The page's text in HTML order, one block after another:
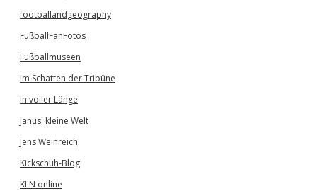
footballandgeography
FußballFanFotos
Fußballmuseen
Im Schatten der Tribüne
In voller Länge
Janus' kleine Welt
Jens Weinreich
Kickschuh-Blog
KLN online